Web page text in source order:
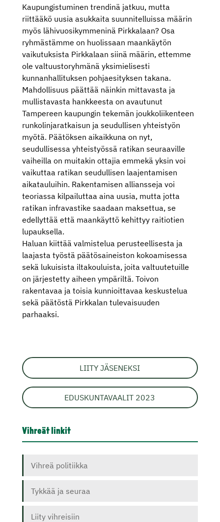
Kaupungistuminen trendinä jatkuu, mutta
riittääkö uusia asukkaita suunnitelluissa määrin
myös lähivuosikymmeninä Pirkkalaan? Osa
ryhmästämme on huolissaan maankäytön
vaikutuksista Pirkkalaan siinä määrin, ettemme
ole valtuustoryhmänä yksimielisesti
kunnanhallituksen pohjaesityksen takana.
Mahdollisuus päättää näinkin mittavasta ja
mullistavasta hankkeesta on avautunut
Tampereen kaupungin tekemän joukkoliikenteen
runkolinjaratkaisun ja seudullisen yhteistyön
myötä. Päätöksen aikaikkuna on nyt,
seudullisessa yhteistyössä ratikan seuraaville
vaiheilla on muitakin ottajia emmekä yksin voi
vaikuttaa ratikan seudullisen laajentamisen
aikatauluihin. Rakentamisen alliansseja voi
teoriassa kilpailuttaa aina uusia, mutta jotta
ratikan infravastike saadaan maksettua, se
edellyttää että maankäyttö kehittyy raitiotien
lupauksella.
Haluan kiittää valmistelua perusteellisesta ja
laajasta työstä päätösaineiston kokoamisessa
sekä lukuisista iltakouluista, joita valtuutetuille
on järjestetty aiheen ympäriltä. Toivon
rakentavaa ja toisia kunnioittavaa keskustelua
sekä päätöstä Pirkkalan tulevaisuuden
parhaaksi.
LIITY JÄSENEKSI
EDUSKUNTAVAALIT 2023
Vihreät linkit
Vihreä politiikka
Tykkää ja seuraa
Liity vihreisiin